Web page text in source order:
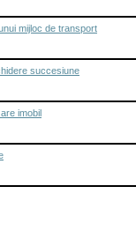
mijloc de transport
succesiune
imobil